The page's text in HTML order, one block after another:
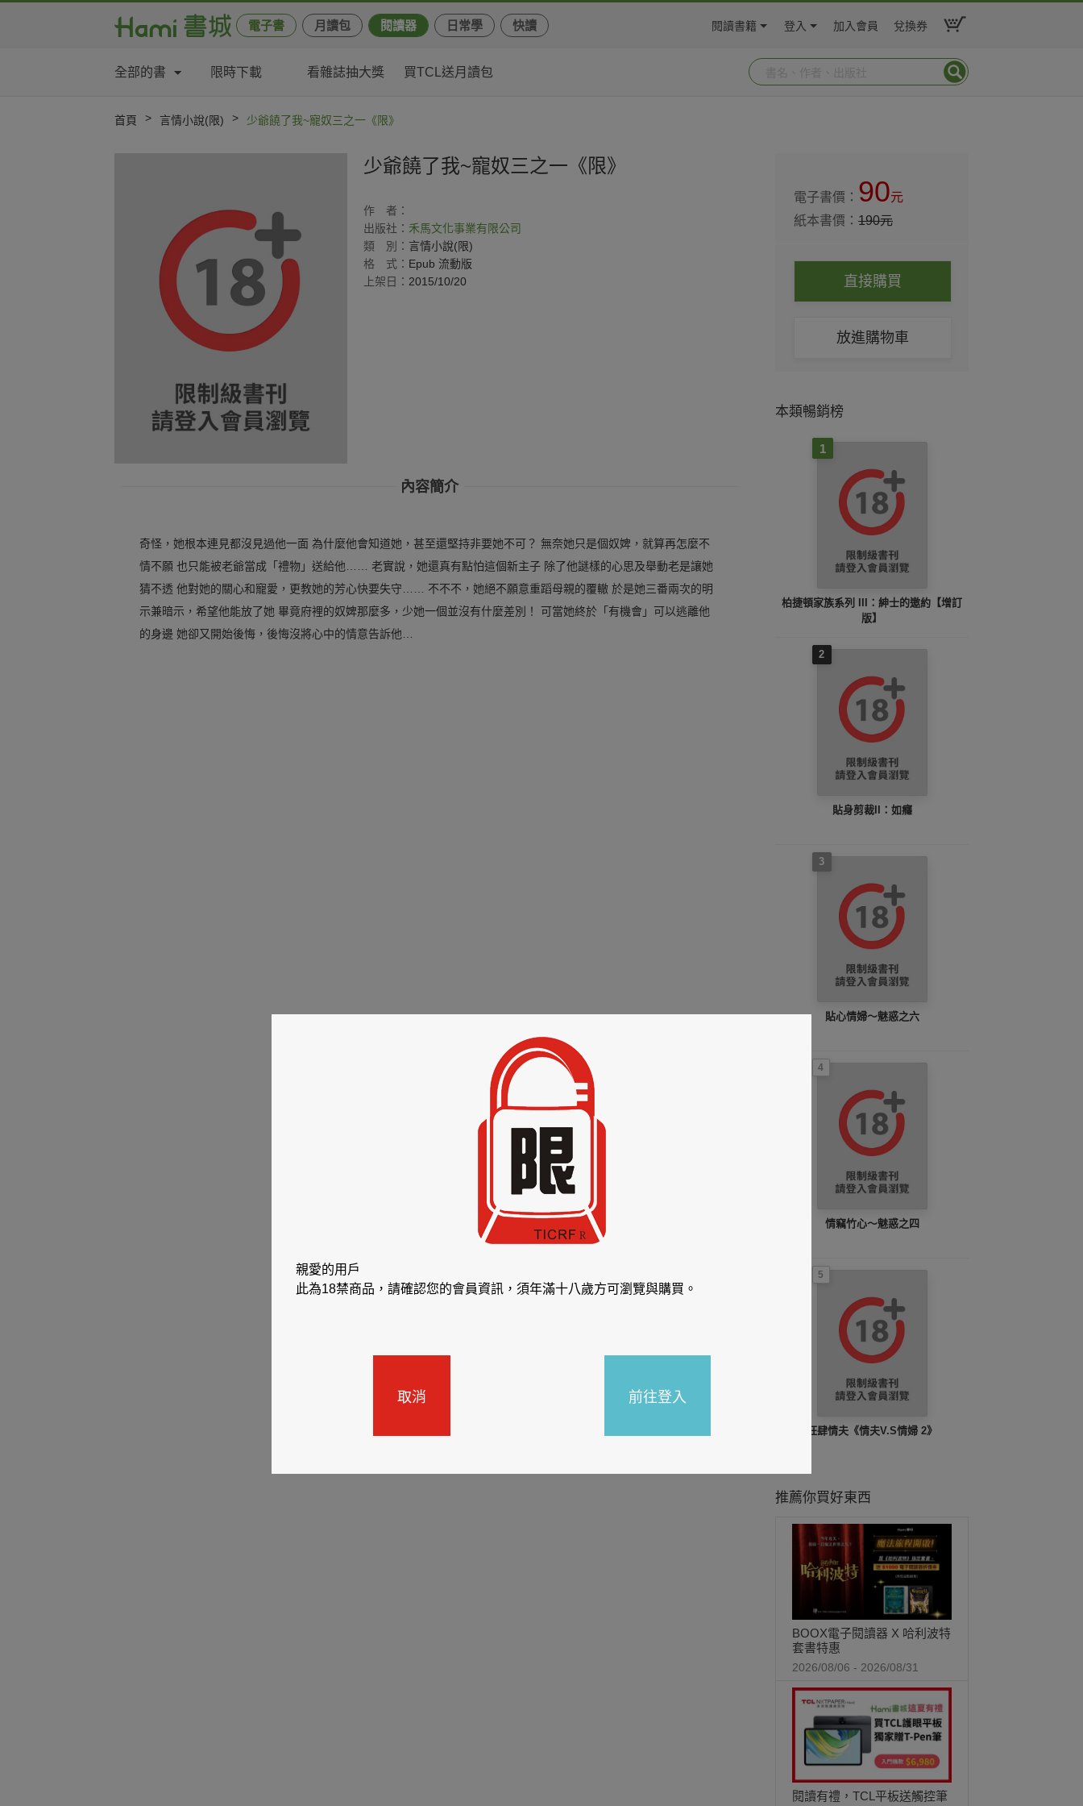
電子書 月讀包 閱讀器 日常學 快讀 閱讀書籍 登入 加入會員 兌換券
全部的書 限時下載 看雜誌抽大獎 買TCL送月讀包
首頁 > 言情小說(限) > 少爺饒了我~寵奴三之一《限》
少爺饒了我~寵奴三之一《限》
作
者：
出版社： 禾馬文化事業有限公司
類
別： 言情小說(限)
格
式： Epub 流動版
上架日： 2015/10/20
內容簡介
奇怪，她根本連見都沒見過他一面 為什麼他會知道她，甚至還堅持非要她不可？ 無奈她只是個奴婢，就算再怎麼不
情不願 也只能被老爺當成「禮物」送給他…… 老實說，她還真有點怕這個新主子 除了他謎樣的心思及舉動老是讓她
猜不透 他對她的關心和寵愛，更教她的芳心快要失守…… 不不不，她絕不願意重蹈母親的覆轍 於是她三番兩次的明
示兼暗示，希望他能放了她 畢竟府裡的奴婢那麼多，少她一個並沒有什麼差別！ 可當她終於「有機會」可以逃離他
的身邊 她卻又開始後悔，後悔沒將心中的情意告訴他…
電子書價： 90元
紙本書價：190元
直接購買
放進購物車
本類暢銷榜
1
柏捷頓家族系列 III：紳士的邀約【增訂
版】
2
貼身剪裁II：如癮
3
貼心情婦～魅惑之六
4
情竊竹心～魅惑之四
5
狂肆情夫《情夫V.S情婦 2》
推薦你買好東西
BOOX電子閱讀器 X 哈利波特
套書特惠
2026/08/06 - 2026/08/31
閱讀有禮，TCL平板送觸控筆
親愛的用戶
此為18禁商品，請確認您的會員資訊，須年滿十八歲方可瀏覽與購買。
取消 前往登入